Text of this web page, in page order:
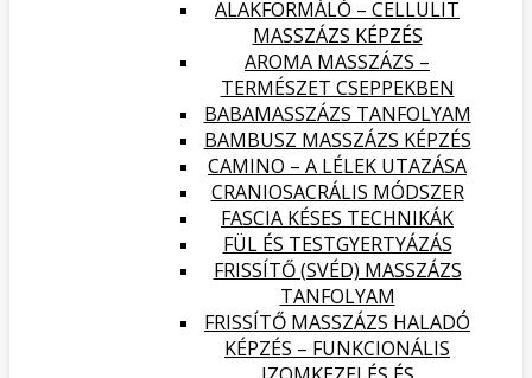
ALAKFORMÁLÓ – CELLULIT
MASSZÁZS KÉPZÉS
AROMA MASSZÁZS –
TERMÉSZET CSEPPEKBEN
BABAMASSZÁZS TANFOLYAM
BAMBUSZ MASSZÁZS KÉPZÉS
CAMINO – A LÉLEK UTAZÁSA
CRANIOSACRÁLIS MÓDSZER
FASCIA KÉSES TECHNIKÁK
FÜL ÉS TESTGYERTYÁZÁS
FRISSÍTŐ (SVÉD) MASSZÁZS
TANFOLYAM
FRISSÍTŐ MASSZÁZS HALADÓ
KÉPZÉS – FUNKCIONÁLIS